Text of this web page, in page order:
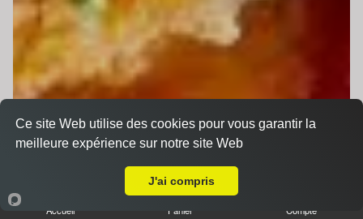
Accueil Panier Compte
Ce site Web utilise des cookies pour vous garantir la
meilleure expérience sur notre site Web
J'ai compris